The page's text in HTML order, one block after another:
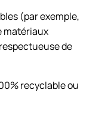
(par exemple,
matériaux
de
recyclable ou